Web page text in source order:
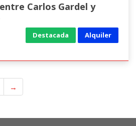
Carlos Gardel y
Destacada Alquiler
→